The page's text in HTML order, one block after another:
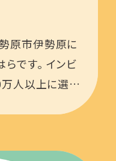
原市伊勢原に
です。 インビ
人以上に選ば
ウスピース型矯